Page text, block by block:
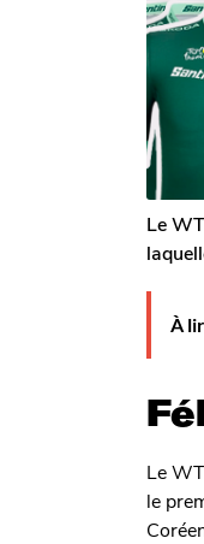
2
m
o
i
s
a
g
o
T
o
m
G
a
l
e
r
o
nLe
À
Le
le